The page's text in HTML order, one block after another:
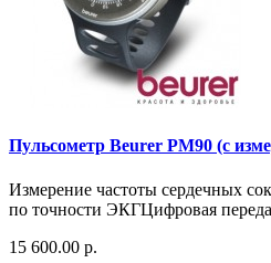
Пульсометр Beurer PM90 (с
Измерение частоты сердечных
по точности ЭКГЦифровая
15 600.00 р.